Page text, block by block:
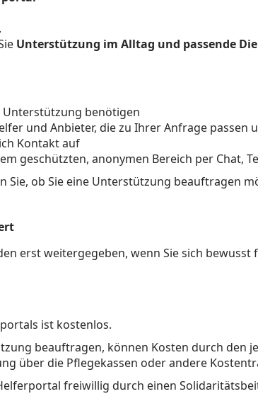
Unterstützung im Alltag und passende
Unterstützung benötigen
und Anbieter, die zu Ihrer Anfrage passen
Kontakt auf
geschützten, anonymen Bereich per Chat,
Sie, ob Sie eine Unterstützung beauftragen
erst weitergegeben, wenn Sie sich
ist kostenlos.
beauftragen, können Kosten durch den
über die Pflegekassen oder andere
freiwillig durch einen